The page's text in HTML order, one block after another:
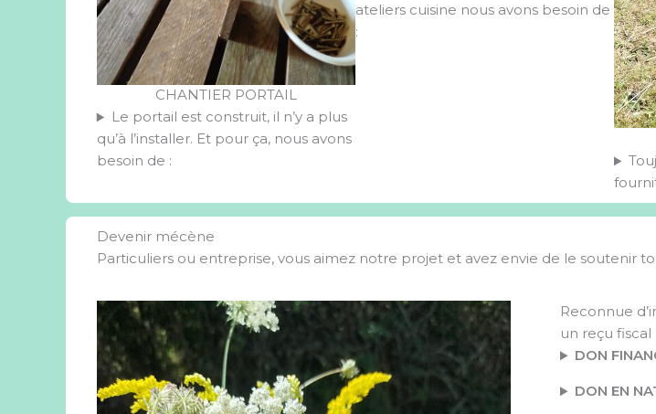
CHANTIER PORTAIL
Le portail est construit, il n’y a plus
qu’à l’installer. Et pour ça, nous avons
besoin de :
ateliers cuisine nous avons besoin de
:
Devenir mécène
Particuliers ou entreprise, vous aimez notre projet et avez envie de le soutenir
Reconnue
un reçu
DON
DON EN